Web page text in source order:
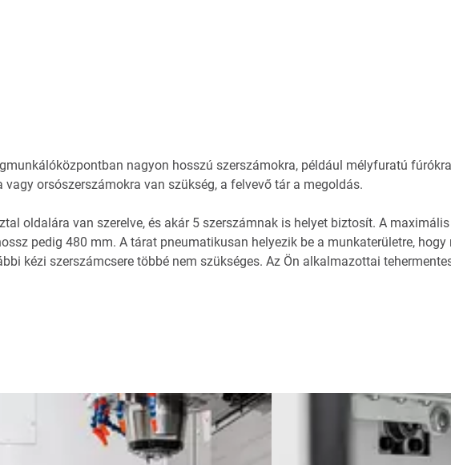
nagyon hosszú szerszámokra, például mélyfuratú
vagy orsószerszámokra van szükség, a felvevő tár a megoldás.
oldalára van szerelve, és akár 5 szerszámnak is helyet biztosít. A
pedig 480 mm. A tárat pneumatikusan helyezik be a munkaterületre,
kézi szerszámcsere többé nem szükséges. Az Ön alkalmazottai